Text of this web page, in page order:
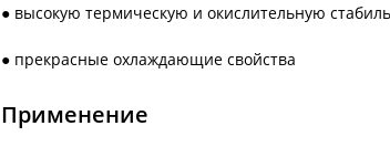
● высокую термическую и окислительную
● прекрасные охлаждающие свойства
Применение